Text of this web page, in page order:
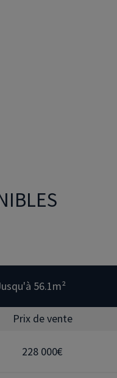
56.1m²
Prix de vente
228 000€